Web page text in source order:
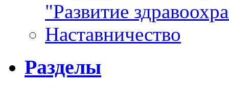
"Развитие
Наставничество
Разделы